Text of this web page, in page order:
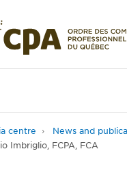
centre
News and
Imbriglio, FCPA, FCA